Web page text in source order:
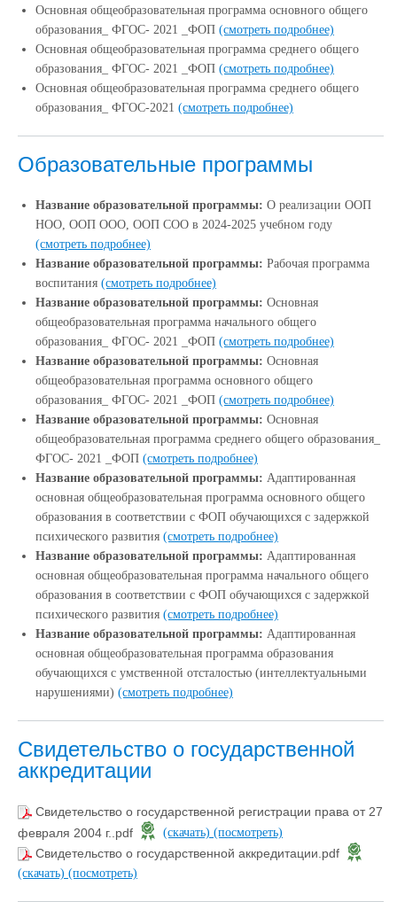
Основная общеобразовательная программа основного общего
образования_ ФГОС- 2021 _ФОП (смотреть подробнее)
Основная общеобразовательная программа среднего общего
образования_ ФГОС- 2021 _ФОП (смотреть подробнее)
Основная общеобразовательная программа среднего общего
образования_ ФГОС-2021 (смотреть подробнее)
Образовательные программы
Название образовательной программы: О реализации ООП
НОО, ООП ООО, ООП СОО в 2024-2025 учебном году
(смотреть подробнее)
Название образовательной программы: Рабочая программа
воспитания (смотреть подробнее)
Название образовательной программы: Основная
общеобразовательная программа начального общего
образования_ ФГОС- 2021 _ФОП (смотреть подробнее)
Название образовательной программы: Основная
общеобразовательная программа основного общего
образования_ ФГОС- 2021 _ФОП (смотреть подробнее)
Название образовательной программы: Основная
общеобразовательная программа среднего общего образования_
ФГОС- 2021 _ФОП (смотреть подробнее)
Название образовательной программы: Адаптированная
основная общеобразовательная программа основного общего
образования в соответствии с ФОП обучающихся с задержкой
психического развития (смотреть подробнее)
Название образовательной программы: Адаптированная
основная общеобразовательная программа начального общего
образования в соответствии с ФОП обучающихся с задержкой
психического развития (смотреть подробнее)
Название образовательной программы: Адаптированная
основная общеобразовательная программа образования
обучающихся с умственной отсталостью (интеллектуальными
нарушениями) (смотреть подробнее)
Свидетельство о государственной
аккредитации
Свидетельство о государственной регистрации права от 27
февраля 2004 г..pdf
(скачать) (посмотреть)
Свидетельство о государственной аккредитации.pdf
(скачать) (посмотреть)